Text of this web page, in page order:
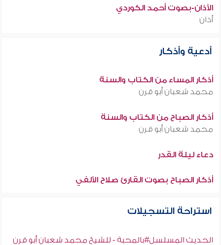
الأذان-بصوت أحمد الكوردي
أذان
أدعية وأذكار
أذكار المساء من الكتاب والسنة
محمد شعبان أبو قرن
أذكار الصباح من الكتاب والسنة
محمد شعبان أبو قرن
دعاء ليلة القدر
أذكار الصباح بصوت القارئ صلاح الألفي
استراحة التسجيلات
الحديث المسلسل#بالمحبة - للشيخ محمد شعبان أبو قرن